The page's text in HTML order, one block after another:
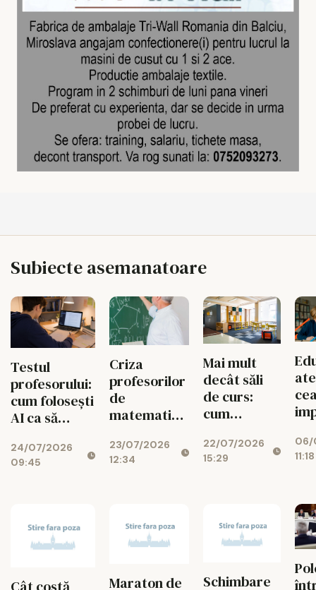
Subiecte asemanatoare
Testul
profesorului:
cum folosești
AI ca să
bine
24/07/2026
09:45
Criza
profesorilor
de
matematică,
chimie
explodează
23/07/2026
12:34
Mai mult
decât săli
de curs:
cum
UAIC
campusul în
colaborează
și creează
22/07/2026
15:29
06/
11:18
Maraton de
Schimbare